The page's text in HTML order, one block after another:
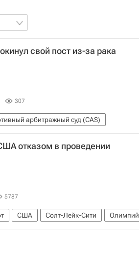
свой пост из-за рака
307
арбитражный суд (CAS)
отказом в проведении
5787
США Солт-Лейк-Сити
Международный олимпийский